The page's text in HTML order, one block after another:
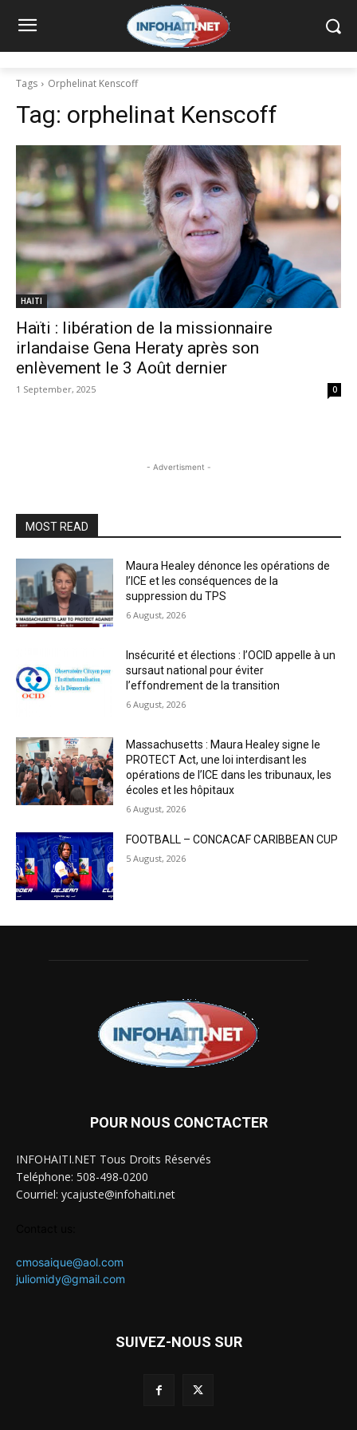
Tags Orphelinat Kenscoff
Tag: orphelinat Kenscoff
HAITI
Haïti : libération de la missionnaire
irlandaise Gena Heraty après son
enlèvement le 3 Août dernier
1 September, 2025 0
- Advertisment -
MOST READ
Maura Healey dénonce les opérations de
l’ICE et les conséquences de la
suppression du TPS
6 August, 2026
Insécurité et élections : l’OCID appelle à un
sursaut national pour éviter
l’effondrement de la transition
6 August, 2026
Massachusetts : Maura Healey signe le
PROTECT Act, une loi interdisant les
opérations de l’ICE dans les tribunaux, les
écoles et les hôpitaux
6 August, 2026
FOOTBALL – CONCACAF CARIBBEAN CUP
5 August, 2026
POUR NOUS CONCTACTER
INFOHAITI.NET Tous Droits Réservés
Teléphone: 508-498-0200
Courriel: ycajuste@infohaiti.net
cmosaique@aol.com
juliomidy@gmail.com
SUIVEZ-NOUS SUR